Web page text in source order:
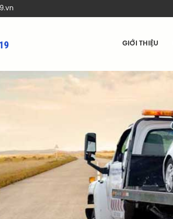
GIỚI THIỆU